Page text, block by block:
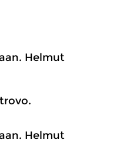
Helmut
Helmut